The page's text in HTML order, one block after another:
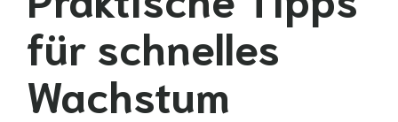
für schnelles
Wachstum